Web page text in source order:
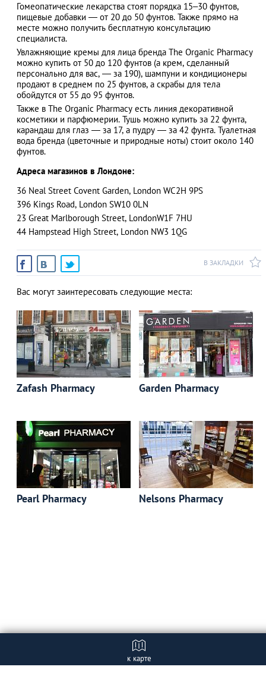
Гомеопатические лекарства стоят порядка 15–30 фунтов,
пищевые добавки ― от 20 до 50 фунтов. Также прямо на
месте можно получить бесплатную консультацию
специалиста.
Увлажняющие кремы для лица бренда The Organic Pharmacy
можно купить от 50 до 120 фунтов (а крем, сделанный
персонально для вас, ― за 190), шампуни и кондиционеры
продают в среднем по 25 фунтов, а скрабы для тела
обойдутся от 55 до 95 фунтов.
Также в The Organic Pharmacy есть линия декоративной
косметики и парфюмерии. Тушь можно купить за 22 фунта,
карандаш для глаз ― за 17, а пудру ― за 42 фунта. Туалетная
вода бренда (цветочные и природные ноты) стоит около 140
фунтов.
Адреса магазинов в Лондоне:
36 Neal Street Covent Garden, London WC2H 9PS
396 Kings Road, London SW10 0LN
23 Great Marlborough Street, LondonW1F 7HU
44 Hampstead High Street, London NW3 1QG
В ЗАКЛАДКИ
Вас могут заинтересовать следующие места:
Zafash Pharmacy Garden Pharmacy
Pearl Pharmacy Nelsons Pharmacy
к карте